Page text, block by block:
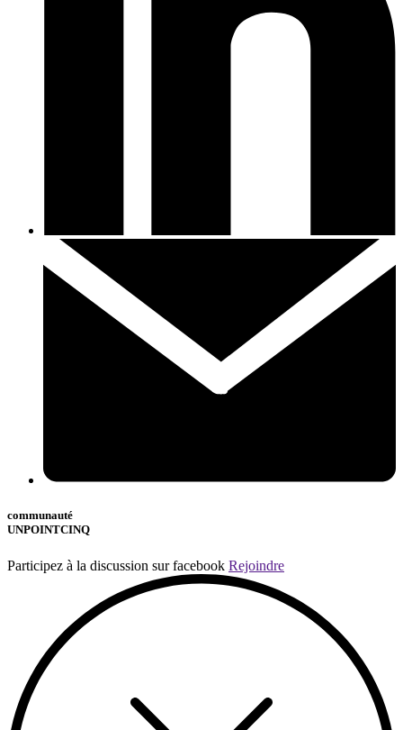
communauté
UNPOINTCINQ
Participez à la discussion sur facebook Rejoindre